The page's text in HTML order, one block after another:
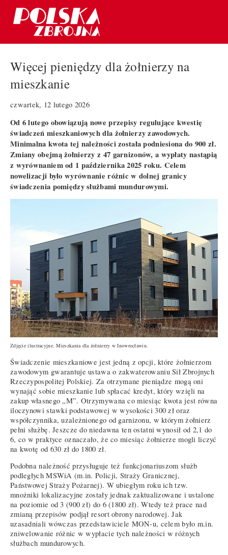
Więcej pieniędzy dla żołnierzy na
mieszkanie
czwartek, 12 lutego 2026
Od 6 lutego obowiązują nowe przepisy regulujące kwestię
świadczeń mieszkaniowych dla żołnierzy zawodowych.
Minimalna kwota tej należności została podniesiona do 900 zł.
Zmiany obejmą żołnierzy z 47 garnizonów, a wypłaty nastąpią
z wyrównaniem od 1 października 2025 roku. Celem
nowelizacji było wyrównanie różnic w dolnej granicy
świadczenia pomiędzy służbami mundurowymi.
Zdjęcie ilustracyjne. Mieszkania dla żołnierzy w Inowrocławiu.
Świadczenie mieszkaniowe jest jedną z opcji, które żołnierzom
zawodowym gwarantuje ustawa o zakwaterowaniu Sił Zbrojnych
Rzeczypospolitej Polskiej. Za otrzymane pieniądze mogą oni
wynająć sobie mieszkanie lub spłacać kredyt, który wzięli na
zakup własnego „M”. Otrzymywana co miesiąc kwota jest równa
iloczynowi stawki podstawowej w wysokości 300 zł oraz
współczynnika, uzależnionego od garnizonu, w którym żołnierz
pełni służbę. Jeszcze do niedawna ten ostatni wynosił od 2,1 do
6, co w praktyce oznaczało, że co miesiąc żołnierze mogli liczyć
na kwotę od 630 zł do 1800 zł.
Podobna należność przysługuje też funkcjonariuszom służb
podległych MSWiA (m.in. Policji, Straży Granicznej,
Państwowej Straży Pożarnej). W ubiegłym roku ich tzw.
mnożniki lokalizacyjne zostały jednak zaktualizowane i ustalone
na poziomie od 3 (900 zł) do 6 (1800 zł). Wtedy też prace nad
zmianą przepisów podjął resort obrony narodowej. Jak
uzasadniali wówczas przedstawiciele MON-u, celem było m.in.
zniwelowanie różnic w wypłacie tych należności w różnych
służbach mundurowych.